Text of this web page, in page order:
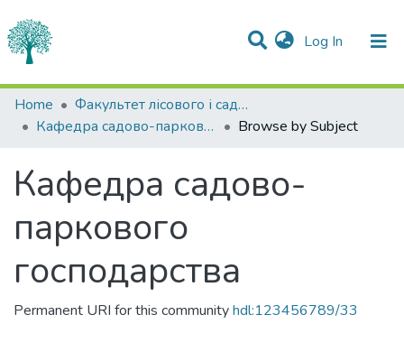
Log In (current)
Communities & Collections
All of DSpace
Home
Факультет лісового і садово-паркового господарства
Кафедра садово-паркового господарства
Browse by Subject
Кафедра садово-
паркового
господарства
Permanent URI for this communityhdl:123456789/33